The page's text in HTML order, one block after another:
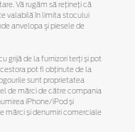
Vă rugăm să reţineţi că
valabilă în limita stocului
anvelopa şi piesele de
grijă de la furnizori terți și pot
pot fi obținute de la
sunt proprietatea
de mărci de către compania
iPhone/iPod și
mărci și denumiri comerciale